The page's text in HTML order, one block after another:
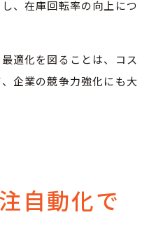
、在庫回転率の向上につ
適化を図ることは、コス
企業の競争力強化にも大
自動化で